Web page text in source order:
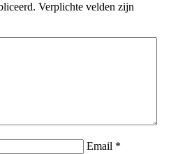
Verplichte velden zijn
Email *